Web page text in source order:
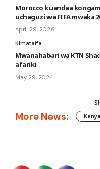
Morocco kuandaa
uchaguzi wa FIFA mwaka
April 29, 2026
Kimataifa
Mwanahabari wa KTN
afariki
May 29, 2024
More News: Kenya